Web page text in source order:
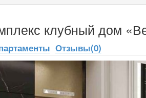
клубный дом
Отзывы(0)